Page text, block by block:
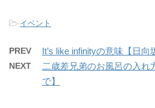
-イベント
PREV It’s like infinityの意味【日向
NEXT
二歳差兄弟のお風呂の入れ
で】